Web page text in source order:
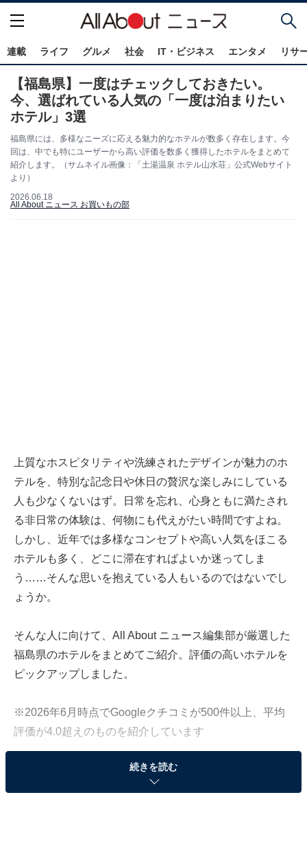
連載 ライフ グルメ 社会 IT・ビジネス エンタメ リサ
【福島県】一度はチェックしておきたい。
今、選ばれている人気の「一度は泊まりたい
ホテル」3選
福島県には、多様なニーズに応える魅力的なホテルが数多く存在します。今
回は、中でも特にユーザーから高い評価を数多く獲得したホテルをまとめて
紹介します。（サムネイル画像：「土湯温泉 ホテル山水荘」公式Webサイト
より）
2026.06.18
All About ニュース お買いもの部
上質なホスピタリティや洗練されたデザインが魅力のホ
テルを、特別な記念日や休日の贅沢な楽しみにしている
人も少なくないはず。日常を忘れ、心身ともに満たされ
る非日常の体験は、何物にも代えがたい時間ですよね。
しかし、近年では多様なコンセプトや高い人気をほこる
ホテルも多く、どこに滞在すればよいか迷ってしま
う……そんな思いを抱えている人もいるのではないでし
ょうか。
そんな人に向けて、All About ニュース編集部が厳選した
福島県のホテルをまとめてご紹介。評価の高いホテルを
ピックアップしました。
※2026年6月時点でGoogleクチコミが500件以上、平均
評価が4.0超えのものを紹介しています
この記事の執筆者： All About ニュース お買
いもの部
続きを読む